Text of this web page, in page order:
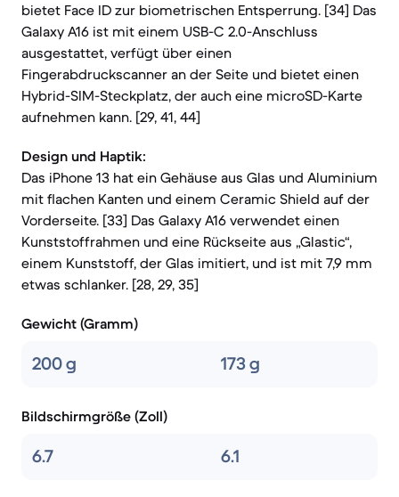
bietet Face ID zur biometrischen Entsperrung. [34] Das
Galaxy A16 ist mit einem USB-C 2.0-Anschluss
ausgestattet, verfügt über einen
Fingerabdruckscanner an der Seite und bietet einen
Hybrid-SIM-Steckplatz, der auch eine microSD-Karte
aufnehmen kann. [29, 41, 44]
Design und Haptik:
Das iPhone 13 hat ein Gehäuse aus Glas und Aluminium
mit flachen Kanten und einem Ceramic Shield auf der
Vorderseite. [33] Das Galaxy A16 verwendet einen
Kunststoffrahmen und eine Rückseite aus „Glastic“,
einem Kunststoff, der Glas imitiert, und ist mit 7,9 mm
etwas schlanker. [28, 29, 35]
Gewicht (Gramm)
200 g 173 g
Bildschirmgröße (Zoll)
6.7 6.1